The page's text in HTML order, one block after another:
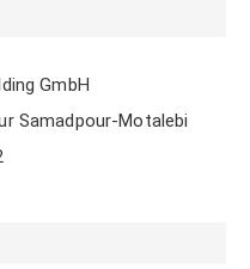
GmbH
Samadpour-Motalebi